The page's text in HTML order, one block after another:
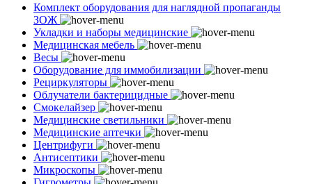
Комплект оборудования для наглядной пропаганды
ЗОЖ
Укладки и наборы медицинские
Медицинская мебель
Весы
Оборудование для иммобилизации
Рециркуляторы
Облучатели бактерицидные
Смокелайзер
Медицинские светильники
Медицинские аптечки
Центрифуги
Антисептики
Микроскопы